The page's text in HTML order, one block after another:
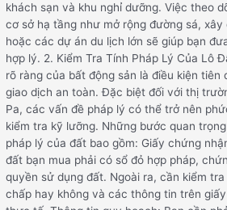
khách sạn và khu nghỉ dưỡng. Việc theo
cơ sở hạ tầng như mở rộng đường sá,
hoặc các dự án du lịch lớn sẽ giúp bạn
hợp lý. 2. Kiểm Tra Tính Pháp Lý Của Lô
rõ ràng của bất động sản là điều kiện
giao dịch an toàn. Đặc biệt đối với thị
Pa, các vấn đề pháp lý có thể trở nên
kiểm tra kỹ lưỡng. Những bước quan
pháp lý của đất bao gồm: Giấy chứng
đất bạn mua phải có sổ đỏ hợp pháp,
quyền sử dụng đất. Ngoài ra, cần kiểm
chấp hay không và các thông tin trên